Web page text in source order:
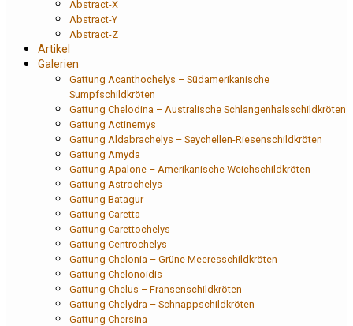
Abstract-X
Abstract-Y
Abstract-Z
Artikel
Galerien
Gattung Acanthochelys – Südamerikanische
Sumpfschildkröten
Gattung Chelodina – Australische Schlangenhalsschildkröten
Gattung Actinemys
Gattung Aldabrachelys – Seychellen-Riesenschildkröten
Gattung Amyda
Gattung Apalone – Amerikanische Weichschildkröten
Gattung Astrochelys
Gattung Batagur
Gattung Caretta
Gattung Carettochelys
Gattung Centrochelys
Gattung Chelonia – Grüne Meeresschildkröten
Gattung Chelonoidis
Gattung Chelus – Fransenschildkröten
Gattung Chelydra – Schnappschildkröten
Gattung Chersina